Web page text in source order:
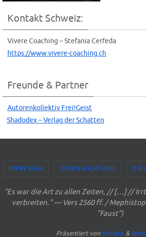
Kontakt Schweiz:
Vive­re Coa­ching – Ste­fa­nia Cerfeda
https://www.vivere-coaching.ch
Freunde & Partner
Autoren­kol­lek­tiv Frei!Geist
Shado­dex – Ver­lag der Schatten
IMPRESSUM COOKIE-RICHTLINIE
"Es war die Art zu allen Zeiten, // […] //
verbreiten." — Vers 2560 ff. /
"Faust")
Präsentiert vonNirvana&